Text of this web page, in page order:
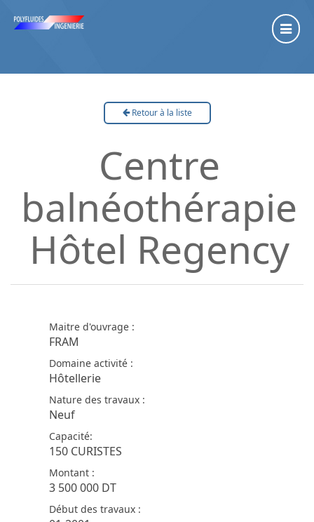
Retour à la liste
Centre
balnéothérapie
Hôtel Regency
Maitre d'ouvrage :
FRAM
Domaine activité :
Hôtellerie
Nature des travaux :
Neuf
Capacité:
150 CURISTES
Montant :
3 500 000 DT
Début des travaux :